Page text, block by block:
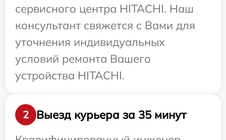
сервисного центра HITACHI. Наш
консультант свяжется с Вами для
уточнения индивидуальных
условий ремонта Вашего
устройства HITACHI.
2
Выезд курьера за 35 минут